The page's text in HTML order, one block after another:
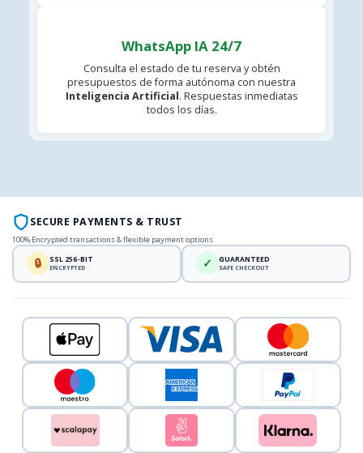
WhatsApp IA 24/7
Consulta el estado de tu reserva y obtén
presupuestos de forma autónoma con nuestra
Inteligencia Artificial. Respuestas inmediatas
todos los días.
SECURE PAYMENTS & TRUST
100% Encrypted transactions & flexible payment options
🔒 SSL 256-BIT
ENCRYPTED ✓ GUARANTEED
SAFE CHECKOUT